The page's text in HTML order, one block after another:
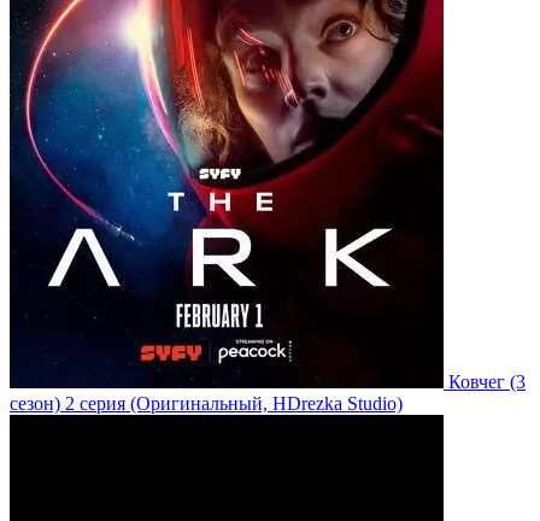
Ковчег (3
сезон) 2 серия (Оригинальный, HDrezka Studio)